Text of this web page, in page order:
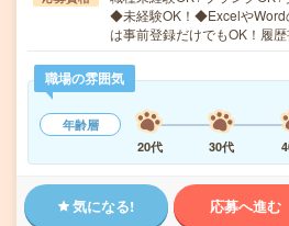
◆未経験OK！◆ExcelやWord
は事前登録だけでもOK！履
職場の雰囲気
年齢層
20代
30代
気になる! 応募へ進む